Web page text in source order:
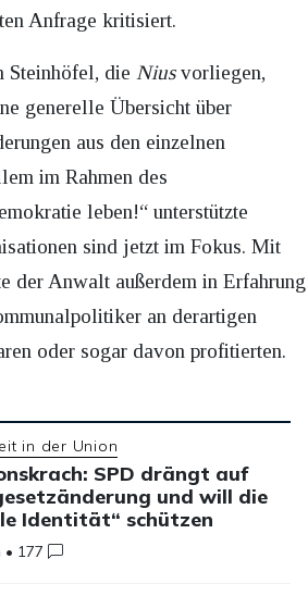
Anfrage kritisiert.
Steinhöfel, die Niusvorliegen,
generelle Übersicht über
aus den einzelnen
im Rahmen des
leben!“ unterstützte
sind jetzt im Fokus. Mit
der Anwalt außerdem in Erfahrung
an derartigen
oder sogar davon profitierten.
in der Union
SPD drängt auf
und will die
Identität“ schützen
• 177